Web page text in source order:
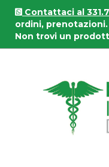
Passa
contenuto
principale
Contattaci al
ordini, prenotazioni.
Non trovi un